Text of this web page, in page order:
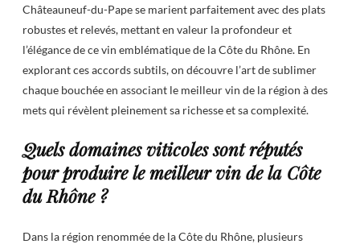
Châteauneuf-du-Pape se marient parfaitement avec des plats
robustes et relevés, mettant en valeur la profondeur et
l’élégance de ce vin emblématique de la Côte du Rhône. En
explorant ces accords subtils, on découvre l’art de sublimer
chaque bouchée en associant le meilleur vin de la région à des
mets qui révèlent pleinement sa richesse et sa complexité.
Quels domaines viticoles sont réputés
pour produire le meilleur vin de la Côte
du Rhône ?
Dans la région renommée de la Côte du Rhône, plusieurs